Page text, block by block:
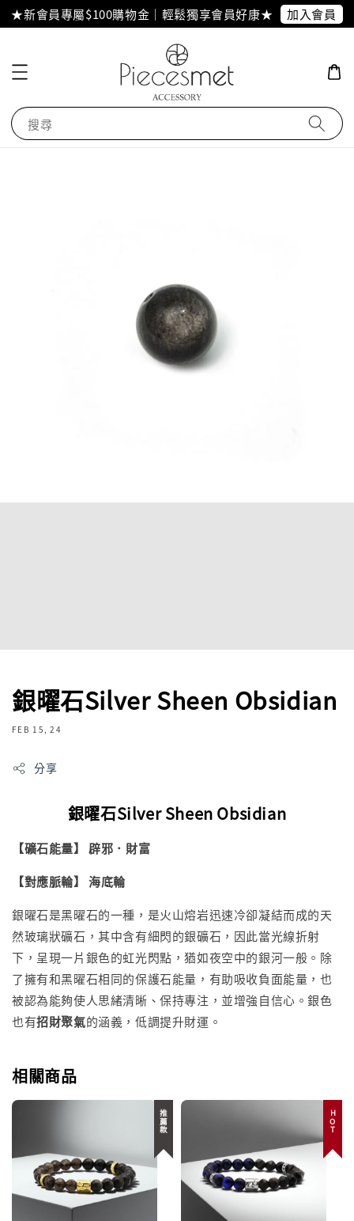
★新會員專屬$100購物金｜輕鬆獨享會員好康★ 加入會員
搜尋
銀曜石Silver Sheen Obsidian
FEB 15, 24
分享
銀曜石Silver Sheen Obsidian
【礦石能量】 辟邪．財富
【對應脈輪】 海底輪
銀曜石是黑曜石的一種，是火山熔岩迅速冷卻凝結而成的天
然玻璃狀礦石，其中含有細閃的銀礦石，因此當光線折射
下，呈現一片銀色的虹光閃點，猶如夜空中的銀河一般。除
了擁有和黑曜石相同的保護石能量，有助吸收負面能量，也
被認為能夠使人思緒清晰、保持專注，並增強自信心。銀色
也有招財聚氣的涵義，低調提升財運。
相關商品
推薦款 HOT